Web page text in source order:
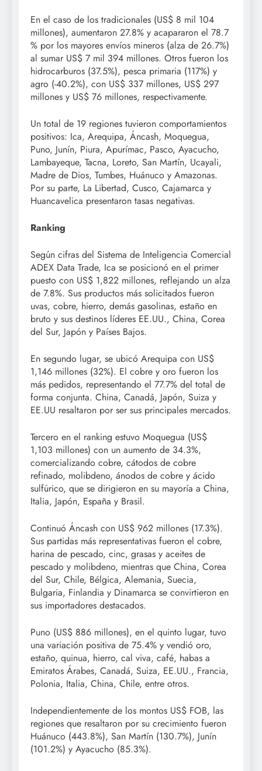
En el caso de los tradicionales (US$ 8 mil 104
millones), aumentaron 27.8% y acapararon el 78.7
% por los mayores envíos mineros (alza de 26.7%)
al sumar US$ 7 mil 394 millones. Otros fueron los
hidrocarburos (37.5%), pesca primaria (117%) y
agro (-40.2%), con US$ 337 millones, US$ 297
millones y US$ 76 millones, respectivamente.
Un total de 19 regiones tuvieron comportamientos
positivos: Ica, Arequipa, Áncash, Moquegua,
Puno, Junín, Piura, Apurímac, Pasco, Ayacucho,
Lambayeque, Tacna, Loreto, San Martín, Ucayali,
Madre de Dios, Tumbes, Huánuco y Amazonas.
Por su parte, La Libertad, Cusco, Cajamarca y
Huancavelica presentaron tasas negativas.
Ranking
Según cifras del Sistema de Inteligencia Comercial
ADEX Data Trade, Ica se posicionó en el primer
puesto con US$ 1,822 millones, reflejando un alza
de 7.8%. Sus productos más solicitados fueron
uvas, cobre, hierro, demás gasolinas, estaño en
bruto y sus destinos líderes EE.UU., China, Corea
del Sur, Japón y Países Bajos.
En segundo lugar, se ubicó Arequipa con US$
1,146 millones (32%). El cobre y oro fueron los
más pedidos, representando el 77.7% del total de
forma conjunta. China, Canadá, Japón, Suiza y
EE.UU resaltaron por ser sus principales mercados.
Tercero en el ranking estuvo Moquegua (US$
1,103 millones) con un aumento de 34.3%,
comercializando cobre, cátodos de cobre
refinado, molibdeno, ánodos de cobre y ácido
sulfúrico, que se dirigieron en su mayoría a China,
Italia, Japón, España y Brasil.
Continuó Áncash con US$ 962 millones (17.3%).
Sus partidas más representativas fueron el cobre,
harina de pescado, cinc, grasas y aceites de
pescado y molibdeno, mientras que China, Corea
del Sur, Chile, Bélgica, Alemania, Suecia,
Bulgaria, Finlandia y Dinamarca se convirtieron en
sus importadores destacados.
Puno (US$ 886 millones), en el quinto lugar, tuvo
una variación positiva de 75.4% y vendió oro,
estaño, quinua, hierro, cal viva, café, habas a
Emiratos Árabes, Canadá, Suiza, EE.UU., Francia,
Polonia, Italia, China, Chile, entre otros.
Independientemente de los montos US$ FOB, las
regiones que resaltaron por su crecimiento fueron
Huánuco (443.8%), San Martín (130.7%), Junín
(101.2%) y Ayacucho (85.3%).